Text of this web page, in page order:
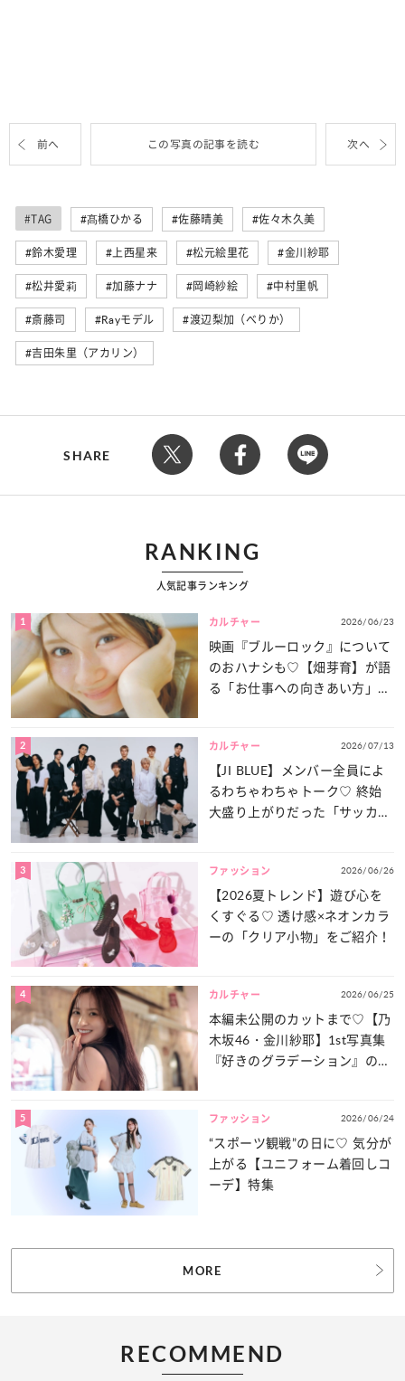
前へ この写真の記事を読む 次へ
#TAG 髙橋ひかる 佐藤晴美 佐々木久美
鈴木愛理 上西星来 松元絵里花 金川紗耶
松井愛莉 加藤ナナ 岡崎紗絵 中村里帆
斎藤司 Rayモデル 渡辺梨加（べりか）
吉田朱里（アカリン）
SHARE
RANKING
人気記事ランキング
1 カルチャー 2026/06/23
映画『ブルーロック』について
のおハナシも♡【畑芽育】が語
る「お仕事への向きあい方」と
2 カルチャー 2026/07/13
【JI BLUE】メンバー全員によ
るわちゃわちゃトーク♡ 終始
大盛り上がりだった「サッカー
3 ファッション 2026/06/26
【2026夏トレンド】遊び心を
くすぐる♡ 透け感×ネオンカラ
ーの「クリア小物」をご紹介！
4 カルチャー 2026/06/25
本編未公開のカットまで♡【乃
木坂46・金川紗耶】1st写真集
『好きのグラデーション』の魅
5 ファッション 2026/06/24
“スポーツ観戦”の日に♡ 気分が
上がる【ユニフォーム着回しコ
ーデ】特集
MORE
RECOMMEND